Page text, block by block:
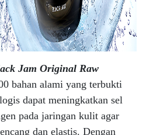
Jam Original Raw
bahan alami yang terbukti
dapat meningkatkan sel
pada jaringan kulit agar
dan elastis. Dengan